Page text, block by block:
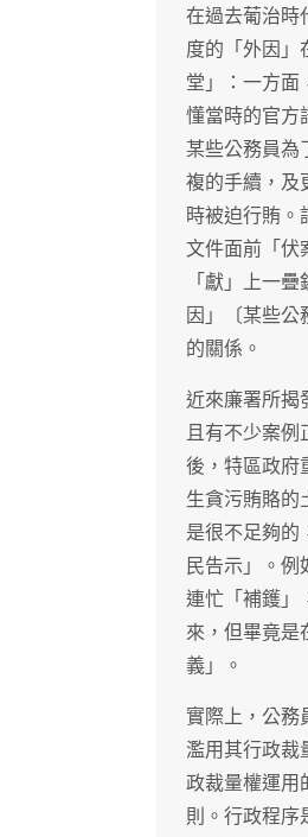
在過去葡治時
度的「外因」
堂」：一方面
懂當時的官方
某些公務員為
複的手續，及
時被迫行賄。
文件面前「伏
「獻」上一
因」〔某些
的關係。
近來廉署所揭
且有不少案例
後，特區政府
生貪污賄賂的
是很不足夠的
民告示」。
連忙「補鑊」
來，但畢竟是
義」。
實際上，公務
濫用其行政裁
政裁量權運用
則。行政程序